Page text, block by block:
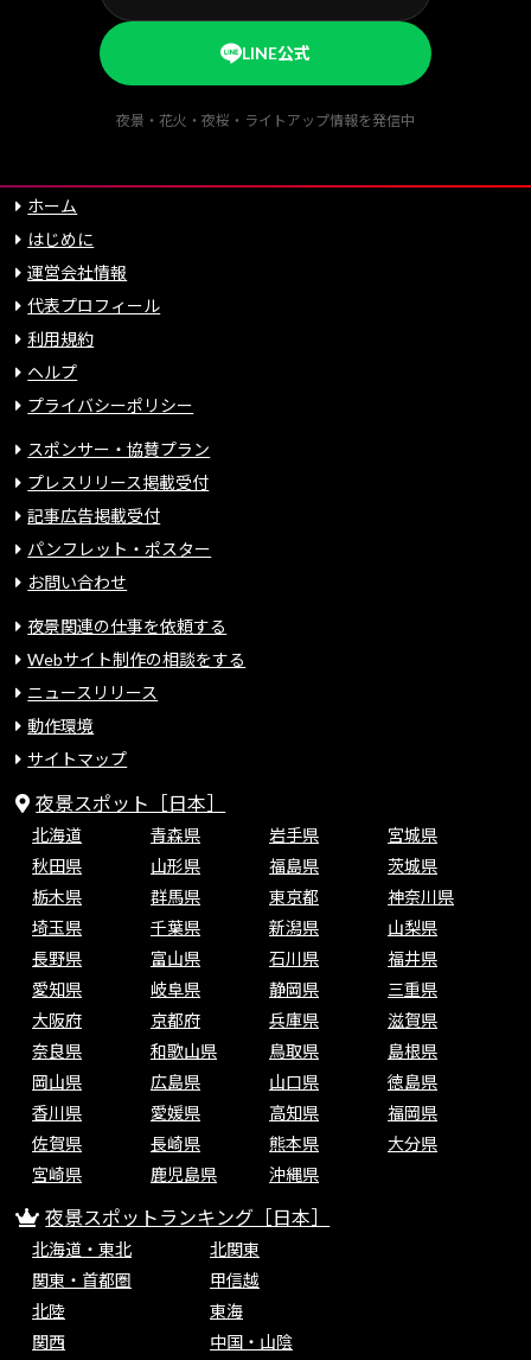
LINE公式
夜景・花火・夜桜・ライトアップ情報を発信中
ホーム
はじめに
運営会社情報
代表プロフィール
利用規約
ヘルプ
プライバシーポリシー
スポンサー・協賛プラン
プレスリリース掲載受付
記事広告掲載受付
パンフレット・ポスター
お問い合わせ
夜景関連の仕事を依頼する
Webサイト制作の相談をする
ニュースリリース
動作環境
サイトマップ
夜景スポット［日本］
北海道 青森県 岩手県
宮城県
秋田県
山形県 福島県
茨城県
栃木県
群馬県 東京都
神奈川県
埼玉県
千葉県 新潟県
山梨県
長野県
富山県 石川県
福井県
愛知県
岐阜県 静岡県
三重県
大阪府
京都府 兵庫県
滋賀県
奈良県
和歌山県 鳥取県
島根県
岡山県
広島県 山口県
徳島県
香川県
愛媛県 高知県
福岡県
佐賀県
長崎県 熊本県
大分県
宮崎県
鹿児島県 沖縄県
夜景スポットランキング［日本］
北海道・東北
北関東
関東・首都圏
甲信越
北陸
東海
関西
中国・山陰